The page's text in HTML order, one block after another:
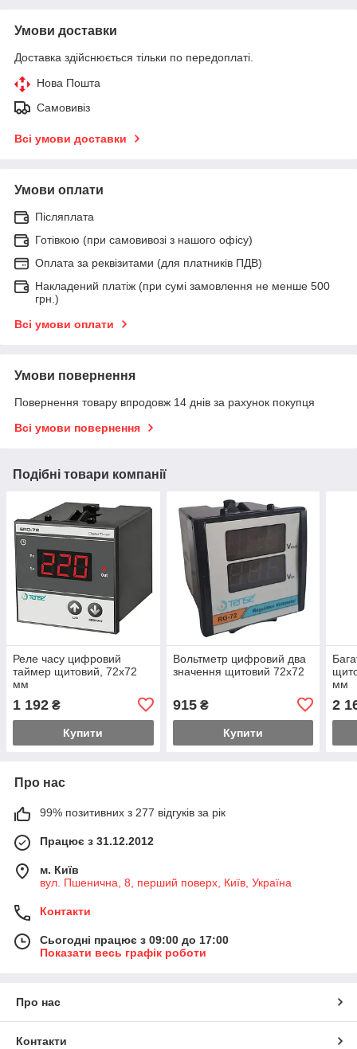
Умови доставки
Доставка здійснюється тільки по передоплаті.
Нова Пошта
Самовивіз
Всі умови доставки
Умови оплати
Післяплата
Готівкою (при самовивозі з нашого офісу)
Оплата за реквізитами (для платників ПДВ)
Накладений платіж (при сумі замовлення не менше 500
грн.)
Всі умови оплати
Умови повернення
Повернення товару впродовж 14 днів за рахунок покупця
Всі умови повернення
Подібні товари компанії
Реле часу цифровий
таймер щитовий, 72х72
мм
1 192 ₴
Купити
Вольтметр цифровий два
значення щитовий 72х72
915₴
Купити
мм
2
Про нас
99% позитивних з 277 відгуків за рік
Працює з 31.12.2012
м. Київ
вул. Пшенична, 8, перший поверх, Київ, Україна
Контакти
Сьогодні працює з 09:00 до 17:00
Показати весь графік роботи
Про нас
Контакти